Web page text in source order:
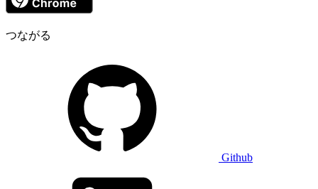
つながる
Github